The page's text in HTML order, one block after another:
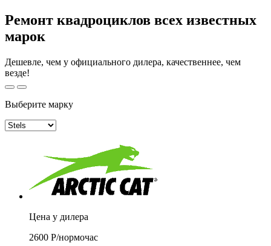
Ремонт квадроциклов всех известных
марок
Дешевле, чем у официального дилера, качественнее, чем
везде!
Выберите марку
Цена у дилера
2600 Р/нормочас